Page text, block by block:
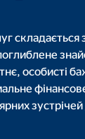
особисті
зустрічей
з